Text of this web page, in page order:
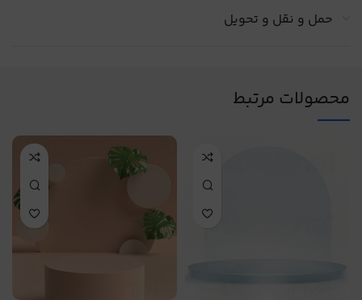
حمل و نقل و تحویل
محصولات مرتبط